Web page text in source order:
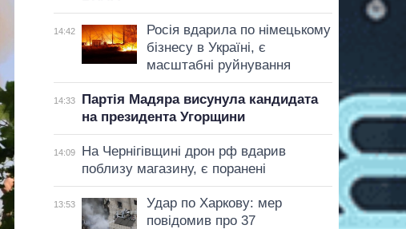
14:42
Росія вдарила по німецькому
бізнесу в Україні, є
масштабні руйнування
14:33
Партія Мадяра висунула кандидата
на президента Угорщини
14:09
На Чернігівщині дрон рф вдарив
поблизу магазину, є поранені
13:53
Удар по Харкову: мер
повідомив про 37